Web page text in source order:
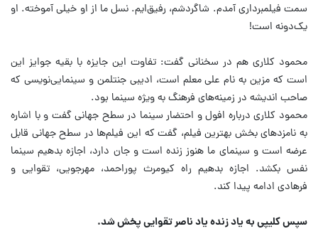
سمت فیلمبرداری آمدم. شاگردشم، رفیق‌ایم. نسل ما از او خیلی آموخته. او
یک‌دونه است!
محمود کلاری هم در سخنانی گفت: تفاوت این جایزه با بقیه جوایز این
است که مزین به نام علی معلم است، ادیبی جنتلمن و سینمایی‌نویسی که
صاحب اندیشه در زمینه‌های فرهنگ به ویژه سینما بود.
محمود کلاری درباره افول و احتضار سینما در سطح جهانی گفت و با اشاره
به نامزدهای بخش بهترین فیلم، گفت که این فیلم‌ها در سطح جهانی قابل
عرضه است و سینمای ما هنوز زنده است و جان دارد، اجازه بدهیم سینما
نفس بکشد. اجازه بدهیم راه کیومرث پوراحمد، مهرجویی، تقوایی و
فرهادی ادامه پیدا کند.
سپس کلیپی به یاد زنده یاد ناصر تقوایی پخش شد.